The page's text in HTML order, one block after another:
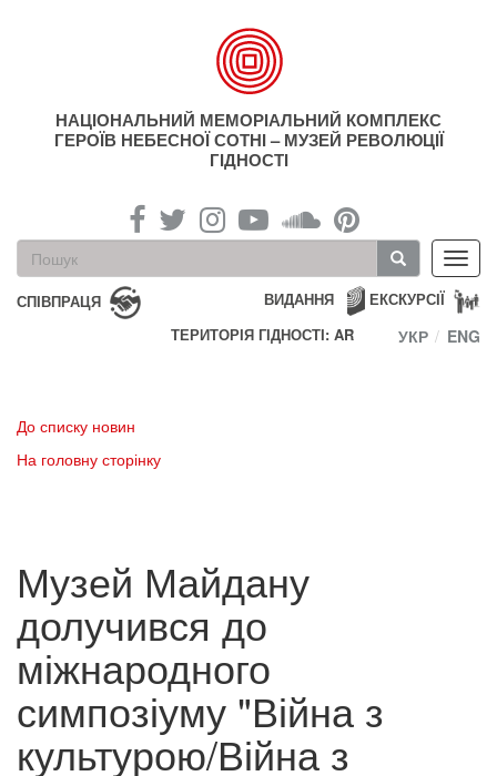
НАЦІОНАЛЬНИЙ МЕМОРІАЛЬНИЙ КОМПЛЕКС
ГЕРОЇВ НЕБЕСНОЇ СОТНІ – МУЗЕЙ РЕВОЛЮЦІЇ
ГІДНОСТІ
Пошукова
форма
Пошук
СПІВПРАЦЯ ЕКСКУРСІЇ
ВИДАННЯ
ТЕРИТОРІЯ ГІДНОСТІ: AR
УКР ENG
До списку новин
На головну сторінку
Музей Майдану
долучився до
міжнародного
симпозіуму "Війна з
культурою/Війна з